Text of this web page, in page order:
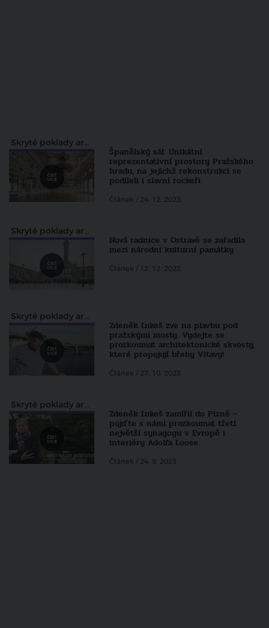
Skryté poklady architektury pohledem Zdeňka Lukeše
Španělský sál: Unikátní
reprezentativní prostory Pražského
hradu, na jejichž rekonstrukci se
podíleli i slavní rockeři
Článek / 24. 12. 2023
Skryté poklady architektury pohledem Zdeňka Lukeše
Nová radnice v Ostravě se zařadila
mezi národní kulturní památky
Článek / 12. 12. 2023
Skryté poklady architektury pohledem Zdeňka Lukeše
Zdeněk Lukeš zve na plavbu pod
pražskými mosty. Vydejte se
prozkoumat architektonické skvosty,
které propojují břehy Vltavy!
Článek / 27. 10. 2023
Skryté poklady architektury pohledem Zdeňka Lukeše
Zdeněk Lukeš zamířil do Plzně –
pojďte s námi prozkoumat třetí
největší synagogu v Evropě i
interiéry Adolfa Loose
Článek / 24. 9. 2023